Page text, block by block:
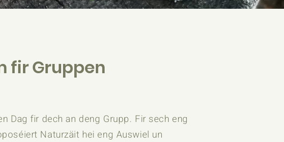
fir Gruppen
Dag fir dech an deng Grupp. ​Fir sech eng
Naturzäit hei eng Auswiel un